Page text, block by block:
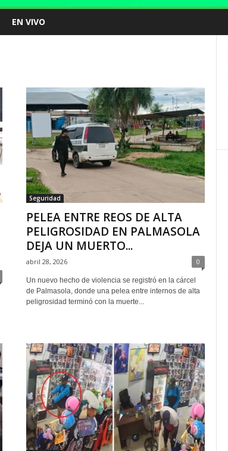
EN VIVO
Seguridad
PELEA ENTRE REOS DE ALTA
PELIGROSIDAD EN PALMASOLA
DEJA UN MUERTO...
abril 28, 2026 0
Un nuevo hecho de violencia se registró en la cárcel
de Palmasola, donde una pelea entre internos de alta
peligrosidad terminó con la muerte...